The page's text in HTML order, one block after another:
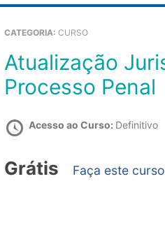
CATEGORIA:CURSO
Atualização Jurisprudencial Penal e
Processo Penal
Acesso ao Curso: Definitivo
Grátis Faça este curso